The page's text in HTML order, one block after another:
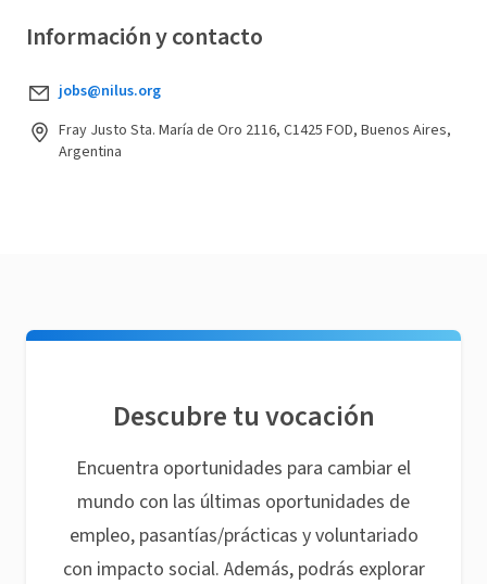
Información y contacto
jobs@nilus.org
Fray Justo Sta. María de Oro 2116, C1425 FOD, Buenos Aires,
Argentina
Descubre tu vocación
Encuentra oportunidades para cambiar el
mundo con las últimas oportunidades de
empleo, pasantías/prácticas y voluntariado
con impacto social. Además, podrás explorar